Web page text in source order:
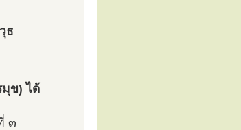
ธ
มุข) ได้
๓